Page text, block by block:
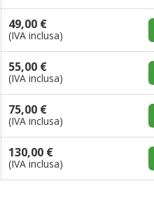
49,00 €
(IVA inclusa)
55,00 €
(IVA inclusa)
75,00 €
(IVA inclusa)
130,00 €
(IVA inclusa)